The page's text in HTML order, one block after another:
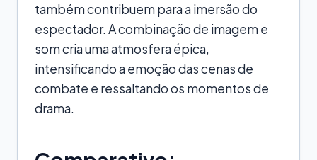
também contribuem para a imersão do
espectador. A combinação de imagem e
som cria uma atmosfera épica,
intensificando a emoção das cenas de
combate e ressaltando os momentos de
drama.